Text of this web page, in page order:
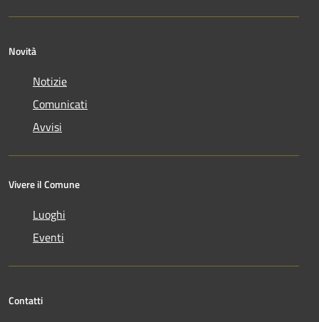
Novità
Notizie
Comunicati
Avvisi
Vivere il Comune
Luoghi
Eventi
Contatti